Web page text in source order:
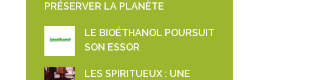
PRÉSERVER LA PLANÈTE
LE BIOÉTHANOL POURSUIT
SON ESSOR
LES SPIRITUEUX : UNE